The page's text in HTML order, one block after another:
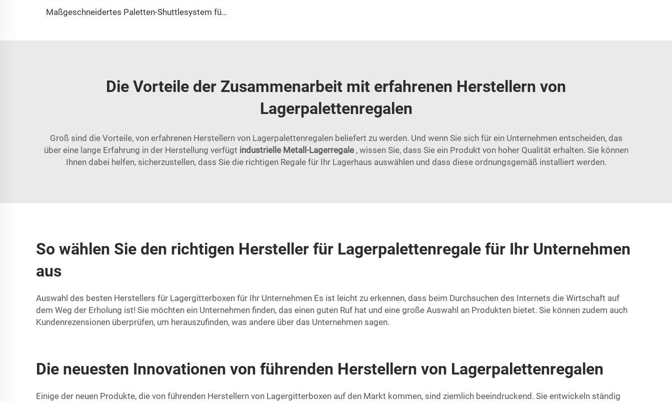
Maßgeschneidertes Paletten-Shuttlesystem für Lagerhallen
Die Vorteile der Zusammenarbeit mit erfahrenen Herstellern von
Lagerpalettenregalen
Groß sind die Vorteile, von erfahrenen Herstellern von Lagerpalettenregalen beliefert zu werden. Und wenn Sie sich für ein Unternehmen entscheiden, das
über eine lange Erfahrung in der Herstellung verfügt industrielle Metall-Lagerregale , wissen Sie, dass Sie ein Produkt von hoher Qualität erhalten. Sie können
Ihnen dabei helfen, sicherzustellen, dass Sie die richtigen Regale für Ihr Lagerhaus auswählen und dass diese ordnungsgemäß installiert werden.
So wählen Sie den richtigen Hersteller für Lagerpalettenregale für Ihr Unternehmen
aus
Auswahl des besten Herstellers für Lagergitterboxen für Ihr Unternehmen Es ist leicht zu erkennen, dass beim Durchsuchen des Internets die Wirtschaft auf
dem Weg der Erholung ist! Sie möchten ein Unternehmen finden, das einen guten Ruf hat und eine große Auswahl an Produkten bietet. Sie können zudem auch
Kundenrezensionen überprüfen, um herauszufinden, was andere über das Unternehmen sagen.
Die neuesten Innovationen von führenden Herstellern von Lagerpalettenregalen
Einige der neuen Produkte, die von führenden Herstellern von Lagergitterboxen auf den Markt kommen, sind ziemlich beeindruckend. Sie entwickeln ständig